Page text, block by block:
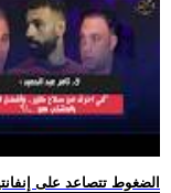
.. الضغوط تتصاعد على